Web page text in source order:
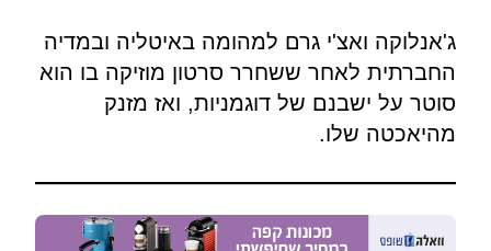
ג'אנלוקה ואצ'י גרם למהומה באיטליה ובמדיה
החברתית לאחר ששחרר סרטון מוזיקה בו הוא
סוטר על ישבנם של דוגמניות, ואז מזנק
מהיאכטה שלו.